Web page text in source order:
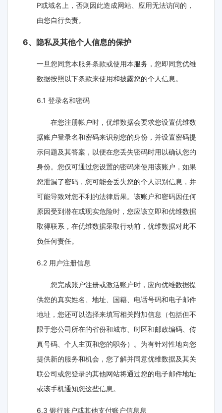
P或域名上，否则因此造成网站、应用无法访问的，
由您自行负责。
6、隐私及其他个人信息的保护
一旦您同意本服务条款或使用本服务，您即同意优维
数据按照以下条款来使用和披露您的个人信息。
6.1 登录名和密码
在您注册帐户时，优维数据会要求您设置优维数
据账户登录名和密码来识别您的身份，并设置密码提
示问题及其答案，以便在您丢失密码时用以确认您的
身份。您仅可通过您设置的密码来使用该账户，如果
您泄漏了密码，您可能会丢失您的个人识别信息，并
可能导致对您不利的法律后果。该账户和密码因任何
原因受到潜在或现实危险时，您应该立即和优维数据
取得联系，在优维数据采取行动前，优维数据对此不
负任何责任。
6.2 用户注册信息
您完成账户注册或激活账户时，应向优维数据提
供您的真实姓名、地址、国籍、电话号码和电子邮件
地址，您还可以选择来填写相关附加信息（包括但不
限于您公司所在的省份和城市、时区和邮政编码、传
真号码、个人主页和您的职务）。为有针对性地向您
提供新的服务和机会，您了解并同意优维数据及其关
联公司或您登录的其他网站将通过您的电子邮件地址
或该手机通知您这些信息。
6.3 银行账户或其他支付账户信息息